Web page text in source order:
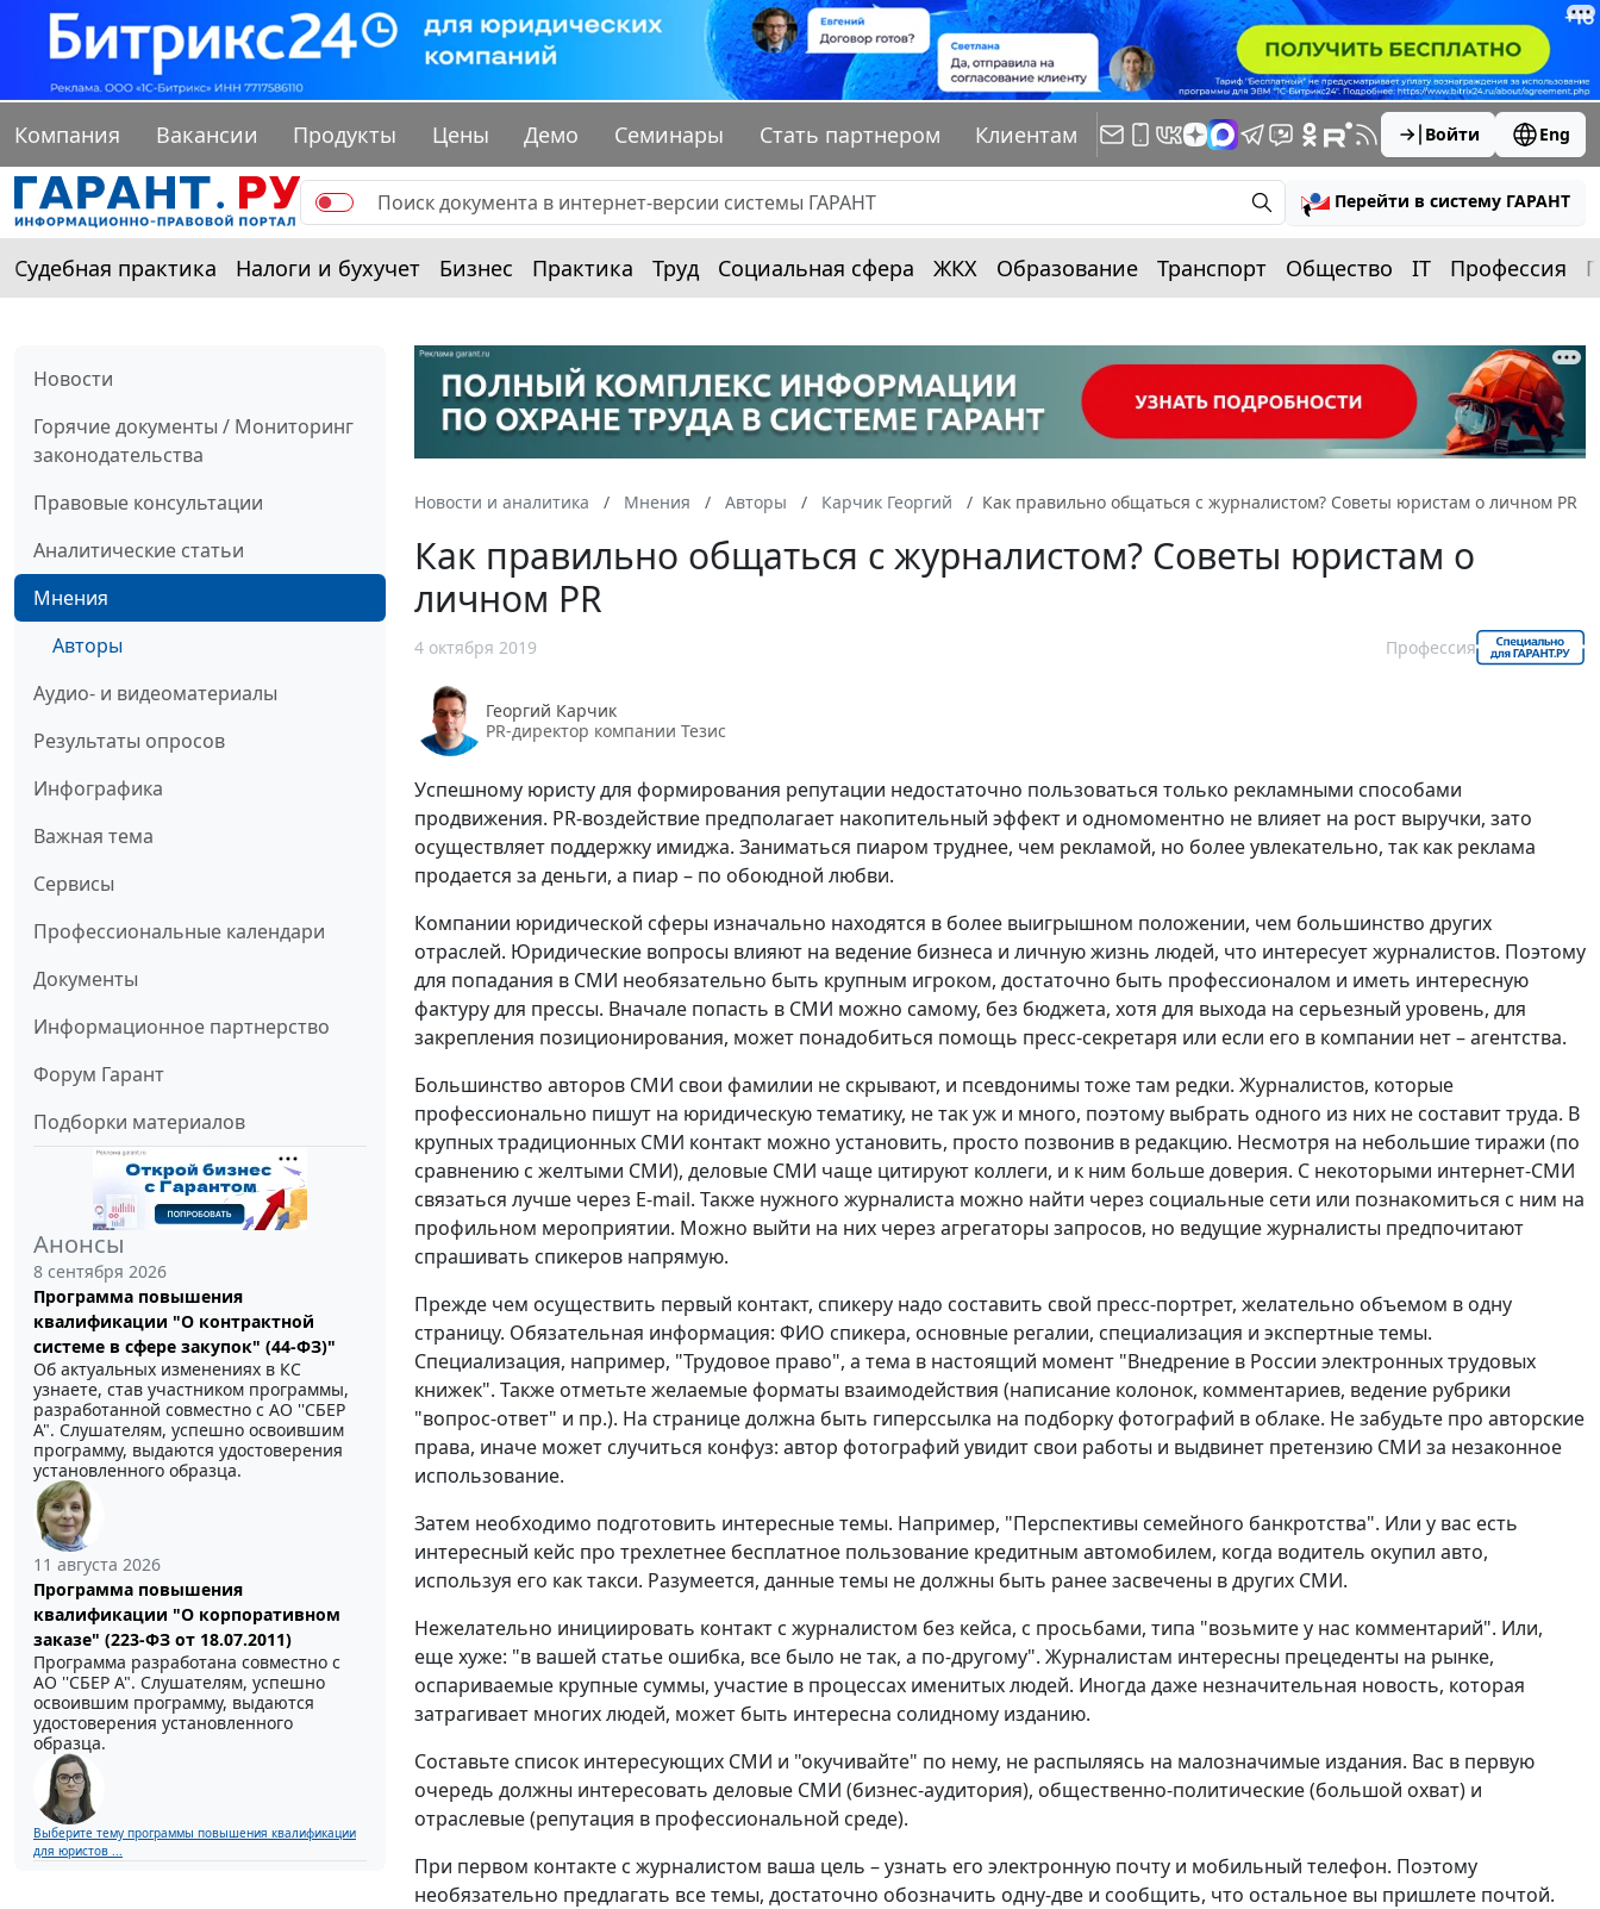
Компания Вакансии Продукты Цены Демо Семинары Стать партнером Клиентам Войти Eng
Перейти в систему ГАРАНТ
Судебная практика Налоги и бухучет Бизнес Практика Труд Социальная сфера ЖКХ Образование Транспорт Общество IT Профессия
Новости
Горячие документы / Мониторинг
законодательства
Правовые консультации
Аналитические статьи
Мнения
Авторы
Аудио- и видеоматериалы
Результаты опросов
Инфографика
Важная тема
Сервисы
Профессиональные календари
Документы
Информационное партнерство
Форум Гарант
Подборки материалов
Анонсы
8 сентября 2026
Программа повышения
квалификации "О контрактной
системе в сфере закупок" (44-ФЗ)"
Об актуальных изменениях в КС
узнаете, став участником программы,
разработанной совместно с АО ''СБЕР
А". Слушателям, успешно освоившим
программу, выдаются удостоверения
установленного образца.
11 августа 2026
Программа повышения
квалификации "О корпоративном
заказе" (223-ФЗ от 18.07.2011)
Программа разработана совместно с
АО ''СБЕР А". Слушателям, успешно
освоившим программу, выдаются
удостоверения установленного
образца.
Выберите тему программы повышения квалификации
для юристов ...
Новости и аналитика Мнения Авторы Карчик Георгий Как правильно общаться с журналистом? Советы юристам о личном PR
Как правильно общаться с журналистом? Советы юристам о
личном PR
4 октября 2019 Профессия
Георгий Карчик
PR-директор компании Тезис
Успешному юристу для формирования репутации недостаточно пользоваться только рекламными способами
продвижения. PR-воздействие предполагает накопительный эффект и одномоментно не влияет на рост выручки, зато
осуществляет поддержку имиджа. Заниматься пиаром труднее, чем рекламой, но более увлекательно, так как реклама
продается за деньги, а пиар – по обоюдной любви.
Компании юридической сферы изначально находятся в более выигрышном положении, чем большинство других
отраслей. Юридические вопросы влияют на ведение бизнеса и личную жизнь людей, что интересует журналистов. Поэтому
для попадания в СМИ необязательно быть крупным игроком, достаточно быть профессионалом и иметь интересную
фактуру для прессы. Вначале попасть в СМИ можно самому, без бюджета, хотя для выхода на серьезный уровень, для
закрепления позиционирования, может понадобиться помощь пресс-секретаря или если его в компании нет – агентства.
Большинство авторов СМИ свои фамилии не скрывают, и псевдонимы тоже там редки. Журналистов, которые
профессионально пишут на юридическую тематику, не так уж и много, поэтому выбрать одного из них не составит труда. В
крупных традиционных СМИ контакт можно установить, просто позвонив в редакцию. Несмотря на небольшие тиражи (по
сравнению с желтыми СМИ), деловые СМИ чаще цитируют коллеги, и к ним больше доверия. С некоторыми интернет-СМИ
связаться лучше через E-mail. Также нужного журналиста можно найти через социальные сети или познакомиться с ним на
профильном мероприятии. Можно выйти на них через агрегаторы запросов, но ведущие журналисты предпочитают
спрашивать спикеров напрямую.
Прежде чем осуществить первый контакт, спикеру надо составить свой пресс-портрет, желательно объемом в одну
страницу. Обязательная информация: ФИО спикера, основные регалии, специализация и экспертные темы.
Специализация, например, "Трудовое право", а тема в настоящий момент "Внедрение в России электронных трудовых
книжек". Также отметьте желаемые форматы взаимодействия (написание колонок, комментариев, ведение рубрики
"вопрос-ответ" и пр.). На странице должна быть гиперссылка на подборку фотографий в облаке. Не забудьте про авторские
права, иначе может случиться конфуз: автор фотографий увидит свои работы и выдвинет претензию СМИ за незаконное
использование.
Затем необходимо подготовить интересные темы. Например, "Перспективы семейного банкротства". Или у вас есть
интересный кейс про трехлетнее бесплатное пользование кредитным автомобилем, когда водитель окупил авто,
используя его как такси. Разумеется, данные темы не должны быть ранее засвечены в других СМИ.
Нежелательно инициировать контакт с журналистом без кейса, с просьбами, типа "возьмите у нас комментарий". Или,
еще хуже: "в вашей статье ошибка, все было не так, а по-другому". Журналистам интересны прецеденты на рынке,
оспариваемые крупные суммы, участие в процессах именитых людей. Иногда даже незначительная новость, которая
затрагивает многих людей, может быть интересна солидному изданию.
Составьте список интересующих СМИ и "окучивайте" по нему, не распыляясь на малозначимые издания. Вас в первую
очередь должны интересовать деловые СМИ (бизнес-аудитория), общественно-политические (большой охват) и
отраслевые (репутация в профессиональной среде).
При первом контакте с журналистом ваша цель – узнать его электронную почту и мобильный телефон. Поэтому
необязательно предлагать все темы, достаточно обозначить одну-две и сообщить, что остальное вы пришлете почтой.